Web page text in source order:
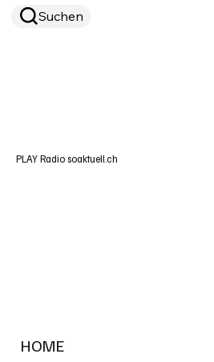
HOME
Suchen
PLAY Radio soaktuell.ch